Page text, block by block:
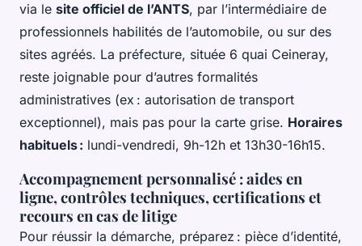
via le site officiel de l’ANTS, par l’intermédiaire de
professionnels habilités de l’automobile, ou sur des
sites agréés. La préfecture, située 6 quai Ceineray,
reste joignable pour d’autres formalités
administratives (ex : autorisation de transport
exceptionnel), mais pas pour la carte grise. Horaires
habituels : lundi-vendredi, 9h-12h et 13h30-16h15.
Accompagnement personnalisé : aides en
ligne, contrôles techniques, certifications et
recours en cas de litige
Pour réussir la démarche, préparez : pièce d’identité,